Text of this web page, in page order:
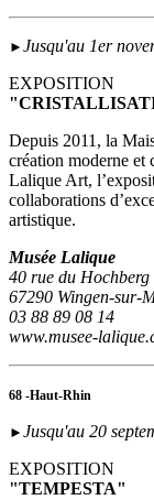
► Jusqu'au 1er
EXPOSITION
Depuis 2011, la
création moderne et
Lalique Art,
collaborations
artistique.
Musée Lalique
40 rue du Hochberg
67290 Wingen-sur-
03 88 89 08 14
www.musee-
68 -Haut-Rhin
► Jusqu'au 20
EXPOSITION
"TEMPESTA"